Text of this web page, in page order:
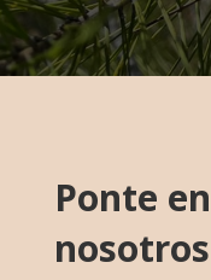
Ponte
nosotros